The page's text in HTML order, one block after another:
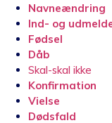
Navneændring
Ind- og
Fødsel
Dåb
Skal-skal ikke
Konfirmation
Vielse
Dødsfald